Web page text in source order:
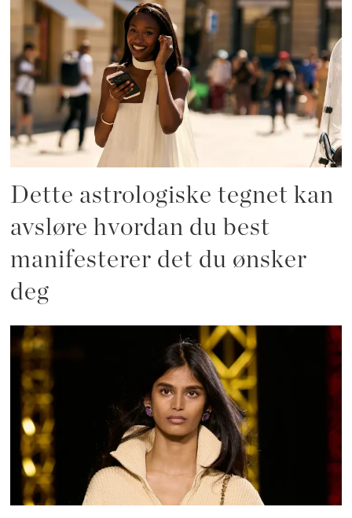
Dette astrologiske tegnet kan
avsløre hvordan du best
manifesterer det du ønsker
deg